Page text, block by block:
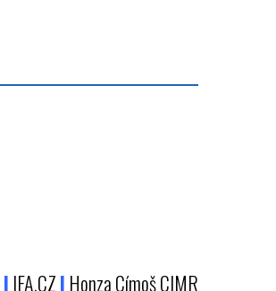
| IFA.CZ| Honza Címoš CIMR